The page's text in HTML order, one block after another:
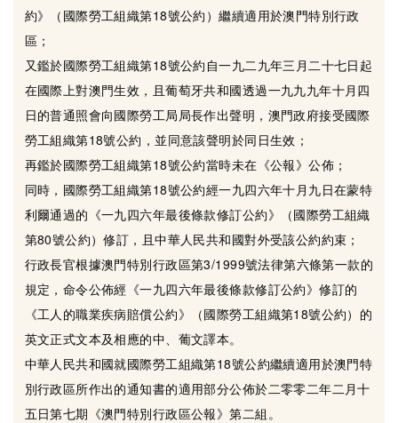
約》（國際勞工組織第18號公約）繼續適用於澳門特別行政
區；
又鑑於國際勞工組織第18號公約自一九二九年三月二十七日起
在國際上對澳門生效，且葡萄牙共和國透過一九九九年十月四
日的普通照會向國際勞工局局長作出聲明，澳門政府接受國際
勞工組織第18號公約，並同意該聲明於同日生效；
再鑑於國際勞工組織第18號公約當時未在《公報》公佈；
同時，國際勞工組織第18號公約經一九四六年十月九日在蒙特
利爾通過的《一九四六年最後條款修訂公約》（國際勞工組織
第80號公約）修訂，且中華人民共和國對外受該公約約束；
行政長官根據澳門特別行政區第3/1999號法律第六條第一款的
規定，命令公佈經《一九四六年最後條款修訂公約》修訂的
《工人的職業疾病賠償公約》（國際勞工組織第18號公約）的
英文正式文本及相應的中、葡文譯本。
中華人民共和國就國際勞工組織第18號公約繼續適用於澳門特
別行政區所作出的通知書的適用部分公佈於二零零二年二月十
五日第七期《澳門特別行政區公報》第二組。